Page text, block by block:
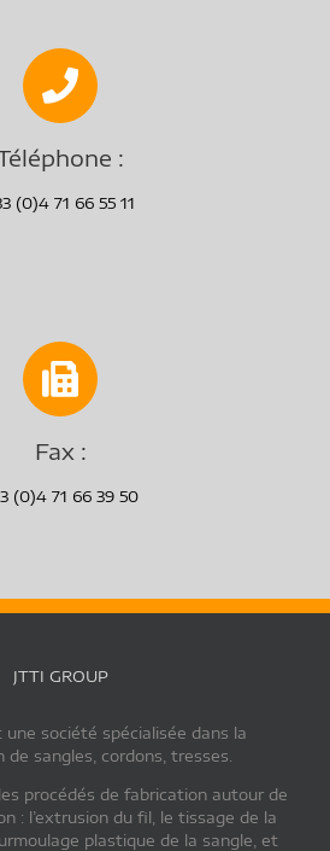
:
(0)4 71 66 55 11
Fax :
(0)4 71 66 39 50
JTTI GROUP
une société spécialisée dans la
sangles, cordons, tresses.
procédés de fabrication autour de
: l’extrusion du fil, le tissage de la
plastique de la sangle, et